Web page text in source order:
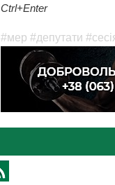
Ctrl+Enter
#мер #депутати